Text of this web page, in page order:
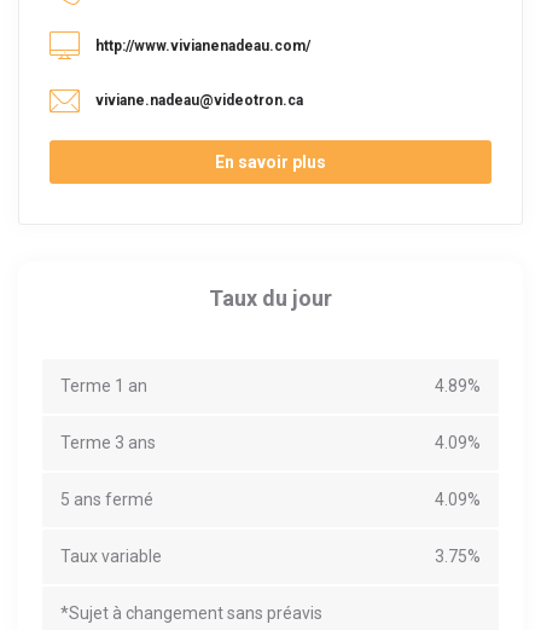
http://www.vivianenadeau.com/
viviane.nadeau@videotron.ca
En savoir plus
Taux du jour
Terme 1 an 4.89%
Terme 3 ans 4.09%
5 ans fermé 4.09%
Taux variable 3.75%
*Sujet à changement sans préavis